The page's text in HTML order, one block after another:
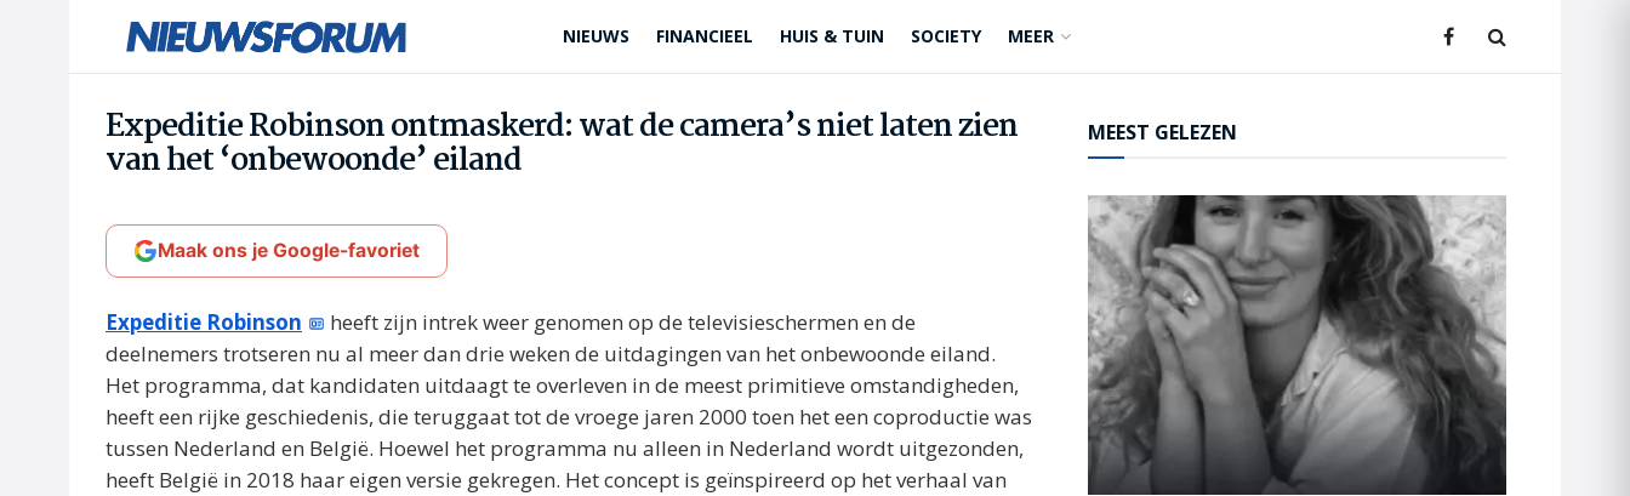
NIEUWS FINANCIEEL HUIS & TUIN SOCIETY MEER
Expeditie Robinson ontmaskerd: wat de camera’s niet laten zien
van het ‘onbewoonde’ eiland
Maak ons je Google-favoriet
Expeditie Robinson
heeft zijn intrek weer genomen op de televisieschermen en de
deelnemers trotseren nu al meer dan drie weken de uitdagingen van het onbewoonde eiland.
Het programma, dat kandidaten uitdaagt te overleven in de meest primitieve omstandigheden,
heeft een rijke geschiedenis, die teruggaat tot de vroege jaren 2000 toen het een coproductie was
tussen Nederland en België. Hoewel het programma nu alleen in Nederland wordt uitgezonden,
heeft België in 2018 haar eigen versie gekregen. Het concept is geïnspireerd op het verhaal van
MEEST GELEZEN